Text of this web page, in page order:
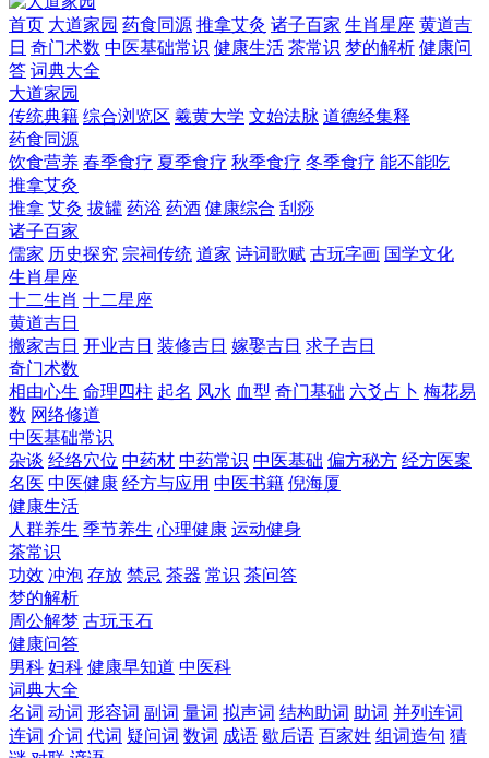
首页 大道家园 药食同源 推拿艾灸 诸子百家 生肖星座 黄道吉
日 奇门术数 中医基础常识 健康生活 茶常识 梦的解析 健康问
答 词典大全
大道家园
传统典籍 综合浏览区 羲黄大学 文始法脉 道德经集释
药食同源
饮食营养 春季食疗 夏季食疗 秋季食疗 冬季食疗 能不能吃
推拿艾灸
推拿 艾灸 拔罐 药浴 药酒 健康综合 刮痧
诸子百家
儒家 历史探究 宗祠传统 道家 诗词歌赋 古玩字画 国学文化
生肖星座
十二生肖 十二星座
黄道吉日
搬家吉日 开业吉日 装修吉日 嫁娶吉日 求子吉日
奇门术数
相由心生 命理四柱 起名 风水 血型 奇门基础 六爻占卜 梅花易
数 网络修道
中医基础常识
杂谈 经络穴位 中药材 中药常识 中医基础 偏方秘方 经方医案
名医 中医健康 经方与应用 中医书籍 倪海厦
健康生活
人群养生 季节养生 心理健康 运动健身
茶常识
功效 冲泡 存放 禁忌 茶器 常识 茶问答
梦的解析
周公解梦 古玩玉石
健康问答
男科 妇科 健康早知道 中医科
词典大全
名词 动词 形容词 副词 量词 拟声词 结构助词 助词 并列连词
连词 介词 代词 疑问词 数词 成语 歇后语 百家姓 组词造句 猜